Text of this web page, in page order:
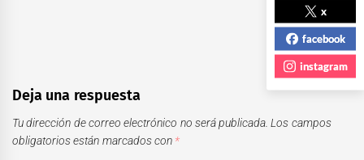
Deja una respuesta
Tu dirección de correo electrónico no será publicada. Los campos
obligatorios están marcados con *
x
facebook
instagram